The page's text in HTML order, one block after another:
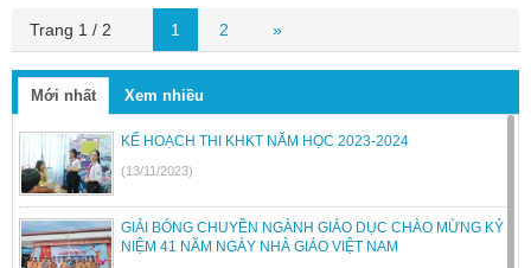
Trang 1 / 2 1 2 »
Mới nhất Xem nhiều
KẾ HOẠCH THI KHKT NĂM HỌC 2023-2024
(13/11/2023)
GIẢI BÓNG CHUYỀN NGÀNH GIÁO DỤC CHÀO MỪNG KỶ
NIỆM 41 NĂM NGÀY NHÀ GIÁO VIỆT NAM